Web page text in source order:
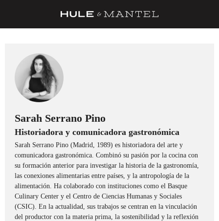
TRUCOS
DESPENSA
BARRAS Y ESTRELLAS
DÓNDE COMER
ÍDOLOS DE MESAS
CUADERNO DE VIAJE
MENÚ DEL DÍA
A CUCHILLO
Sarah Serrano Pino
Historiadora y comunicadora gastronómica
Sarah Serrano Pino (Madrid, 1989) es historiadora del arte y
comunicadora gastronómica. Combinó su pasión por la cocina con
su formación anterior para investigar la historia de la gastronomía,
las conexiones alimentarias entre países, y la antropología de la
alimentación. Ha colaborado con instituciones como el Basque
Culinary Center y el Centro de Ciencias Humanas y Sociales
(CSIC). En la actualidad, sus trabajos se centran en la vinculación
del productor con la materia prima, la sostenibilidad y la reflexión